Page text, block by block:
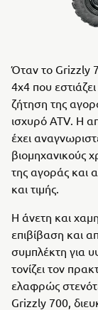
Όταν το Grizzly
4x4 που
ζήτηση της
ισχυρό ATV. Η
έχει
βιομηχανικούς
της αγοράς και
και τιμής.
Η άνετη και
επιβίβαση και
συμπλέκτη για
τονίζει τον
ελαφρώς
Grizzly 700,